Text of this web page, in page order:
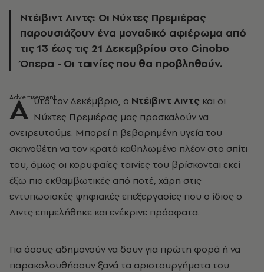
Ντέιβιντ Λιντς: Οι Νύχτες Πρεμιέρας
παρουσιάζουν ένα μοναδικό αφιέρωμα από
τις 13 έως τις 21 Δεκεμβρίου στο Cinobo
Όπερα - Οι ταινίες που θα προβληθούν.
Α υτό τον Δεκέμβριο, ο Ντέιβιντ Λιντς και οι
Νύχτες Πρεμιέρας μας προσκαλούν να
ονειρευτούμε. Μπορεί η βεβαρημένη υγεία του
σκηνοθέτη να τον κρατά καθηλωμένο πλέον στο σπίτι
του, όμως οι κορυφαίες ταινίες του βρίσκονται εκεί
έξω πιο εκθαμβωτικές από ποτέ, χάρη στις
εντυπωσιακές ψηφιακές επεξεργασίες που ο ίδιος ο
Λιντς επιμελήθηκε και ενέκρινε πρόσφατα.
Για όσους αδημονούν να δουν για πρώτη φορά ή να
παρακολουθήσουν ξανά τα αριστουργήματα του